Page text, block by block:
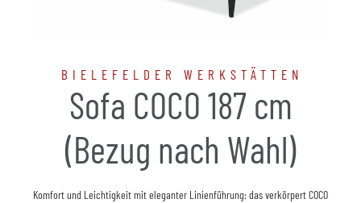
BIELEFELDER WERKSTÄTTEN
Sofa COCO 187 cm
(Bezug nach Wahl)
Komfort und Leichtigkeit mit eleganter Linienführung: das verkörpert COCO